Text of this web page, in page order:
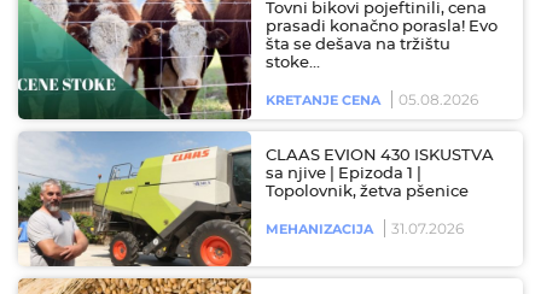
Tovni bikovi pojeftinili, cena
prasadi konačno porasla! Evo
šta se dešava na tržištu
stoke…
KRETANJE CENA 05.08.2026
CLAAS EVION 430 ISKUSTVA
sa njive | Epizoda 1 |
Topolovnik, žetva pšenice
MEHANIZACIJA 31.07.2026